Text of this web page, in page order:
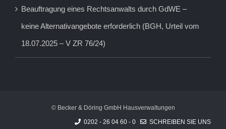
Beauftragung eines Rechtsanwalts durch GdWE –
keine Alternativangebote erforderlich (BGH, Urteil vom
18.07.2025 – V ZR 76/24)
© Becker & Döring GmbH Hausverwaltungen
0202 - 26 04 60 - 0
SCHREIBEN SIE UNS